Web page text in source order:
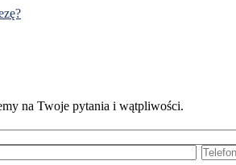
na Twoje pytania i wątpliwości.
Telefon: